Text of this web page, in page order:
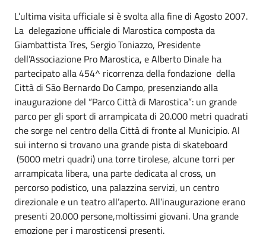
L’ultima visita ufficiale si è svolta alla fine di Agosto 2007.
La delegazione ufficiale di Marostica composta da
Giambattista Tres, Sergio Toniazzo, Presidente
dell’Associazione Pro Marostica, e Alberto Dinale ha
partecipato alla 454^ ricorrenza della fondazione della
Città di São Bernardo Do Campo, presenziando alla
inaugurazione del “Parco Città di Marostica”: un grande
parco per gli sport di arrampicata di 20.000 metri quadrati
che sorge nel centro della Città di fronte al Municipio. Al
sui interno si trovano una grande pista di skateboard
(5000 metri quadri) una torre tirolese, alcune torri per
arrampicata libera, una parte dedicata al cross, un
percorso podistico, una palazzina servizi, un centro
direzionale e un teatro all’aperto. All’inaugurazione erano
presenti 20.000 persone,moltissimi giovani. Una grande
emozione per i marosticensi presenti.